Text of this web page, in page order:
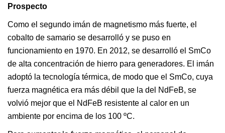
Prospecto
Como el segundo imán de magnetismo más fuerte, el
cobalto de samario se desarrolló y se puso en
funcionamiento en 1970. En 2012, se desarrolló el SmCo
de alta concentración de hierro para generadores. El imán
adoptó la tecnología térmica, de modo que el SmCo, cuya
fuerza magnética era más débil que la del NdFeB, se
volvió mejor que el NdFeB resistente al calor en un
ambiente por encima de los 100 ºC.